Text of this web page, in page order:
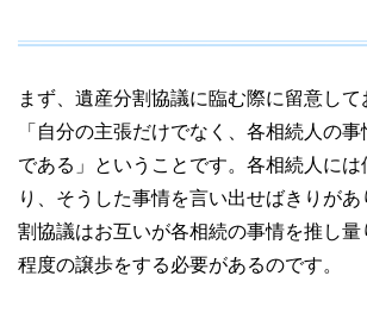
まず、遺産分割協議に臨む際に留意し
「自分の主張だけでなく、各相続人の
である」ということです。各相続人には
り、そうした事情を言い出せばきりが
割協議はお互いが各相続の事情を推し量
程度の譲歩をする必要があるのです。